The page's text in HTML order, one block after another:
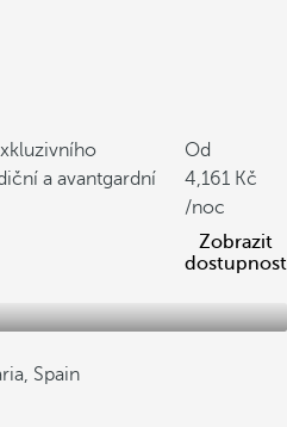
a avantgardní
Od
4,161
/noc
Zobrazit
dostupnost
Spain